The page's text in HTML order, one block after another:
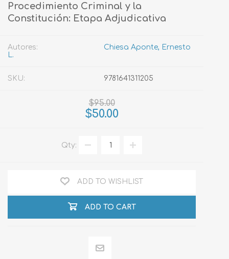
Procedimiento Criminal y la
Constitución: Etapa Adjudicativa
Autores:
Chiesa Aponte, Ernesto
L.
SKU: 9781641311205
$95.00
$50.00
Qty:
ADD TO WISHLIST
ADD TO CART